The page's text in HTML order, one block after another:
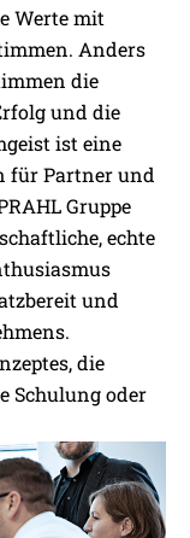
Werte mit
Anders
die
und die
ist eine
für Partner und
Gruppe
echte
und
die
Schulung oder